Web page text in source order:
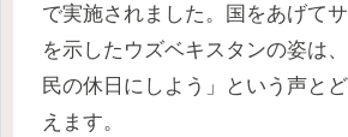
で実施されました。国をあげて
を示したウズベキスタンの姿は
民の休日にしよう」という声と
えます。